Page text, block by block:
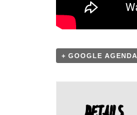
+ GOOGLE AGENDA